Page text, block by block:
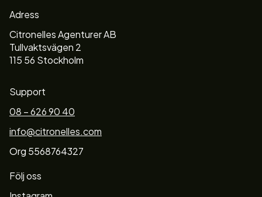
Adress
Citronelles Agenturer AB
Tullvaktsvägen 2
115 56 Stockholm
Support
08 – 626 90 40
info@citronelles.com
Org 5568764327
Följ oss